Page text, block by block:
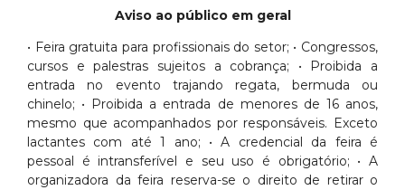
Aviso ao público em geral
• Feira gratuita para profissionais do setor; • Congressos,
cursos e palestras sujeitos a cobrança; • Proibida a
entrada no evento trajando regata, bermuda ou
chinelo; • Proibida a entrada de menores de 16 anos,
mesmo que acompanhados por responsáveis. Exceto
lactantes com até 1 ano; • A credencial da feira é
pessoal é intransferível e seu uso é obrigatório; • A
organizadora da feira reserva-se o direito de retirar o